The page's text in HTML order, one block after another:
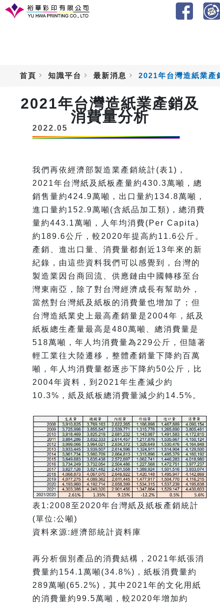
首頁 知識平台 最新消息 2021年台灣造紙業產
2021年台灣造紙業產銷及
消費量分析
2022.05
我們再依經濟部製造業產銷統計(表1)，
2021年台灣紙及紙板產量約430.3萬噸，總
銷售量約424.9萬噸，出口量約134.8萬噸，
進口量約152.9萬噸(含紙品加工類)，總消費
量約443.1萬噸，人年均消費(Per Capita)
約189.6公斤，較2020年提高約11.6公斤。
產銷、進出口量、消費量都創近13年來的新
紀錄，由這些資料我們可以感覺到，台灣的
製造業因台商回流、供應鏈由中國轉移至台
灣東南亞，除了對台灣經濟成長有幫助外，
當然對台灣紙及紙板的消費量也增加了；但
台灣造紙業史上最高產銷量是2004年，紙及
紙板總生產量最高是480萬噸、總消費量是
518萬噸，年人均消費量為229公斤，但隨著
輕工業往大陸遷移，整體產銷量下降約百萬
噸，年人均消費量都逐步下降約50公斤，比
2004年資料，到2021年生產減少約
10.3%，紙及紙板總消費量減少約14.5%。
表1:2008至2020年台灣紙及紙板產銷統計
(單位:公噸)
資料來源:經濟部統計資料庫
再分析個別產品的消費結構，2021年紙張消
費量約154.1萬噸(34.8%)，紙板消費量約
289萬噸(65.2%)，其中2021年的文化用紙
的消費量約99.5萬噸，較2020年增加約